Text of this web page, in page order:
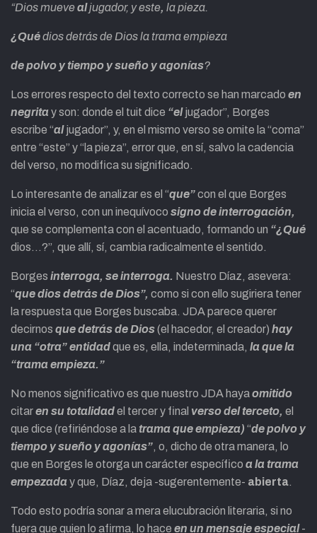
“Dios muevealjugador, y este, la pieza.
¿Quédios detrás de Dios la trama empieza
de polvo y tiempo y sueño y agonías?
Los errores respecto del texto correcto se han marcado en
negritay son: donde el tuit dice “eljugador”, Borges
escribe “aljugador”, y, en el mismo verso se omite la “coma”
entre “este” y “la pieza”, error que, en sí, salvo la cadencia
del verso, no modifica su significado.
Lo interesante de analizar es el “que”con el que Borges
inicia el verso, con un inequívoco signo de interrogación,
que se complementa con el acentuado, formando un “¿Qué
dios…?”, que allí, sí, cambia radicalmente el sentido.
Borges interroga, se interroga. Nuestro Díaz, asevera:
“que dios detrás de Dios”, como si con ello sugiriera tener
la respuesta que Borges buscaba. JDA parece querer
decirnos que detrás de Dios(el hacedor, el creador) hay
una “otra” entidadque es, ella, indeterminada, la que la
“trama empieza.”
No menos significativo es que nuestro JDA hayaomitido
citaren su totalidadel tercer y final verso del terceto, el
que dice (refiriéndose a la trama que empieza) “de polvo y
tiempo y sueño y agonías”, o, dicho de otra manera, lo
que en Borges le otorga un carácter específico a la trama
empezaday que, Díaz, deja -sugerentemente- abierta.
Todo esto podría sonar a mera elucubración literaria, si no
fuera que quien lo afirma, lo hace en un mensaje especial-